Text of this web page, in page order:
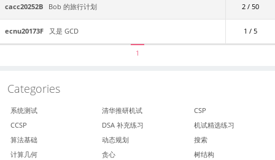
cacc20252B Bob 的旅行计划 2 / 50
ecnu20173F 又是 GCD 1 / 5
1
Categories
系统测试 清华推研机试
CSP
CCSP
DSA 补充练习
机试精选练习
算法基础
动态规划
搜索
计算几何
贪心
树结构